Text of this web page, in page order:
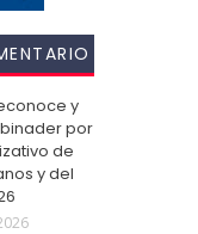
y
por
de
y del